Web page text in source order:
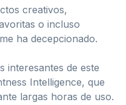
creativos,
o incluso
ha decepcionado.
interesantes de este
Intelligence, que
largas horas de uso.